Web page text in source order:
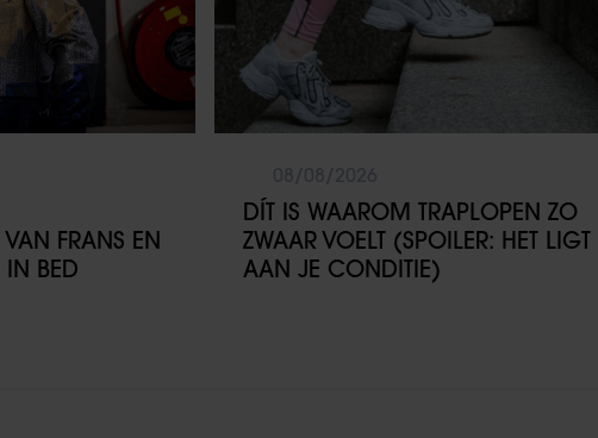
VAN FRANS EN
BED
DÍT IS WAAROM TRAPLOPEN ZO
ZWAAR VOELT (SPOILER: HET LIGT
AAN JE CONDITIE)